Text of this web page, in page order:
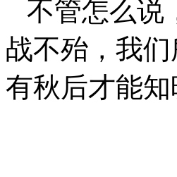
不管怎么说
战不殆，我
有秋后才能知